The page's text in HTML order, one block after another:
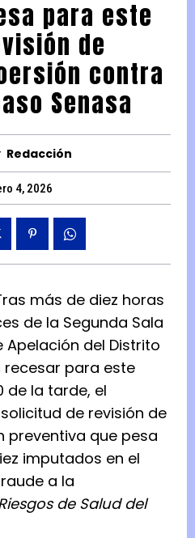
para este
de
contra
Senasa
Redacción
4, 2026
más de diez horas
de la Segunda Sala
Apelación del Distrito
recesar para este
de la tarde, el
de revisión de
preventiva que pesa
imputados en el
a la
de Salud del